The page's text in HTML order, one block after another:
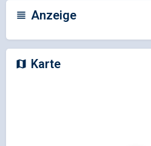
Anzeige
Karte